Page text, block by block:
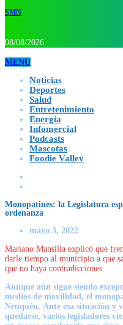
SMN
08/08/2026
MENU
Noticias
Deportes
Salud
Entretenimiento
Energía
Infomercial
Podcasts
Mascotas
Foodie Valley
Monopatines: la Legislatura
ordenanza
mayo 3, 2022
Mariano Mansilla explicó que
darle tiempo al municipio a que
que no haya contradicciones.
Aunque aún sigue siendo
medios de movilidad, el
Neuquén. Ante esa situación y
quedarse, varios legisladores